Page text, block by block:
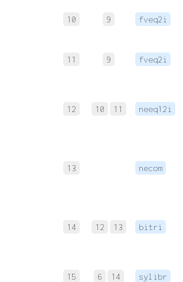
10 9 fveq2i
11 9 fveq2i
12 10 11 neeq12i
13 necom
14 12 13 bitri
15 6 14 sylibr